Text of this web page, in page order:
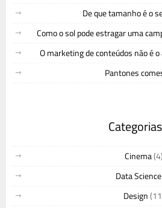
De que tamanho é o
Como o sol pode estragar uma
O marketing de conteúdos não é
Pantones
Categorias
Cinema(4)
Data Science
Design